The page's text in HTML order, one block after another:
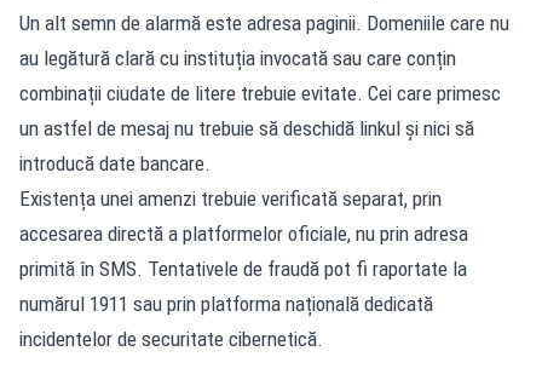
Un alt semn de alarmă este adresa paginii. Domeniile care nu
au legătură clară cu instituția invocată sau care conțin
combinații ciudate de litere trebuie evitate. Cei care primesc
un astfel de mesaj nu trebuie să deschidă linkul și nici să
introducă date bancare.
Existența unei amenzi trebuie verificată separat, prin
accesarea directă a platformelor oficiale, nu prin adresa
primită în SMS. Tentativele de fraudă pot fi raportate la
numărul 1911 sau prin platforma națională dedicată
incidentelor de securitate cibernetică.